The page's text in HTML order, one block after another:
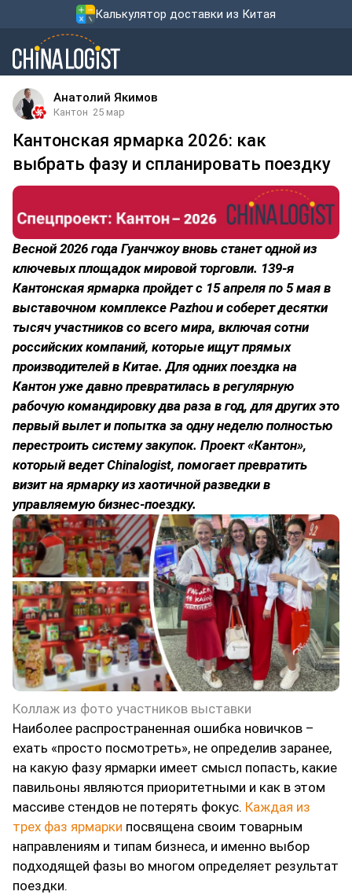
Калькулятор доставки из Китая
Анатолий Якимов
Кантон 25 мар
Кантонская ярмарка 2026: как
выбрать фазу и спланировать поездку
Весной 2026 года Гуанчжоу вновь станет одной из
ключевых площадок мировой торговли. 139-я
Кантонская ярмарка пройдет с 15 апреля по 5 мая в
выставочном комплексе Pazhou и соберет десятки
тысяч участников со всего мира, включая сотни
российских компаний, которые ищут прямых
производителей в Китае. Для одних поездка на
Кантон уже давно превратилась в регулярную
рабочую командировку два раза в год, для других это
первый вылет и попытка за одну неделю полностью
перестроить систему закупок. Проект «Кантон»,
который ведет Chinalogist, помогает превратить
визит на ярмарку из хаотичной разведки в
управляемую бизнес‑поездку.
Коллаж из фото участников выставки
Наиболее распространенная ошибка новичков –
ехать «просто посмотреть», не определив заранее,
на какую фазу ярмарки имеет смысл попасть, какие
павильоны являются приоритетными и как в этом
массиве стендов не потерять фокус. Каждая из
трех фаз ярмарки посвящена своим товарным
направлениям и типам бизнеса, и именно выбор
подходящей фазы во многом определяет результат
поездки.